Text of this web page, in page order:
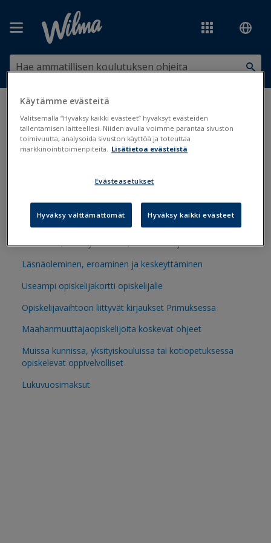
Olet tässä:
Opiskelijatiedot
Opiskelijatiedot
Opiskelijalajit
Läsnäolot, keskeyttäminen, eroaminen ja valmistuminen
Läsnäoleminen, eroaminen ja keskeyttäminen
Useampi opiskelijakortti opiskelijalle
Opiskelijavaihtoon liittyvät kirjaukset Primuksessa
Maahanmuuttajaopiskelijoita koskevat ohjeet
Muissa kunnissa, yksityiskouluissa tai kotiopetuksessa
opiskelevat oppivelvolliset
Lukuvuosimaksut
Käytämme evästeitä
Valitsemalla “Hyväksy kaikki evästeet” hyväksyt evästeiden
tallentamisen laitteellesi. Niiden avulla voimme parantaa sivuston
toimivuutta, analysoida sivuston käyttöä ja toteuttaa
markkinointitoimenpiteitä. Lisätietoa evästeistä
Evästeasetukset
Hyväksy välttämättömät Hyväksy kaikki evästeet